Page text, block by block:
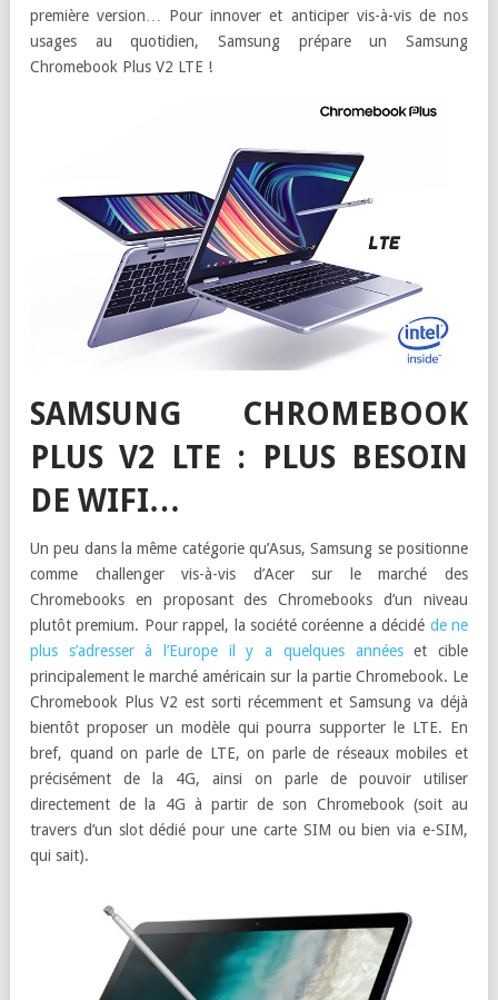
première version… Pour innover et anticiper vis-à-vis de nos
usages au quotidien, Samsung prépare un Samsung
Chromebook Plus V2 LTE !
SAMSUNG CHROMEBOOK
PLUS V2 LTE : PLUS BESOIN
DE WIFI…
Un peu dans la même catégorie qu’Asus, Samsung se positionne
comme challenger vis-à-vis d’Acer sur le marché des
Chromebooks en proposant des Chromebooks d’un niveau
plutôt premium. Pour rappel, la société coréenne a décidé de ne
plus s’adresser à l’Europe il y a quelques annéeset cible
principalement le marché américain sur la partie Chromebook. Le
Chromebook Plus V2 est sorti récemment et Samsung va déjà
bientôt proposer un modèle qui pourra supporter le LTE. En
bref, quand on parle de LTE, on parle de réseaux mobiles et
précisément de la 4G, ainsi on parle de pouvoir utiliser
directement de la 4G à partir de son Chromebook (soit au
travers d’un slot dédié pour une carte SIM ou bien via e-SIM,
qui sait).